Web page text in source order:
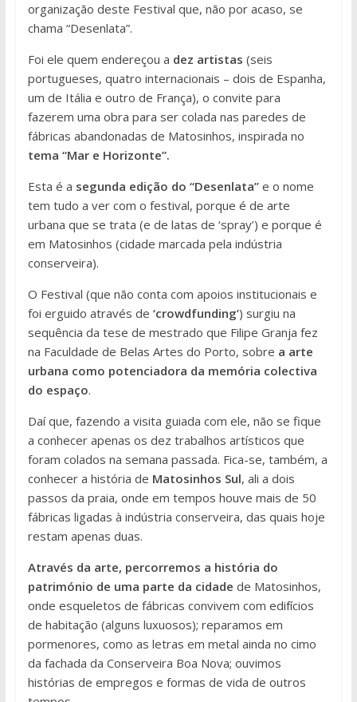
organização deste Festival que, não por acaso, se
chama “Desenlata”.
Foi ele quem endereçou a dez artistas (seis
portugueses, quatro internacionais – dois de Espanha,
um de Itália e outro de França), o convite para
fazerem uma obra para ser colada nas paredes de
fábricas abandonadas de Matosinhos, inspirada no
tema “Mar e Horizonte”.
Esta é a segunda edição do “Desenlata”e o nome
tem tudo a ver com o festival, porque é de arte
urbana que se trata (e de latas de ‘spray’) e porque é
em Matosinhos (cidade marcada pela indústria
conserveira).
O Festival (que não conta com apoios institucionais e
foi erguido através de ‘crowdfunding’) surgiu na
sequência da tese de mestrado que Filipe Granja fez
na Faculdade de Belas Artes do Porto, sobre a arte
urbana como potenciadora da memória colectiva
do espaço.
Daí que, fazendo a visita guiada com ele, não se fique
a conhecer apenas os dez trabalhos artísticos que
foram colados na semana passada. Fica-se, também, a
conhecer a história de Matosinhos Sul, ali a dois
passos da praia, onde em tempos houve mais de 50
fábricas ligadas à indústria conserveira, das quais hoje
restam apenas duas.
Através da arte, percorremos a história do
património de uma parte da cidade de Matosinhos,
onde esqueletos de fábricas convivem com edifícios
de habitação (alguns luxuosos); reparamos em
pormenores, como as letras em metal ainda no cimo
da fachada da Conserveira Boa Nova; ouvimos
histórias de empregos e formas de vida de outros